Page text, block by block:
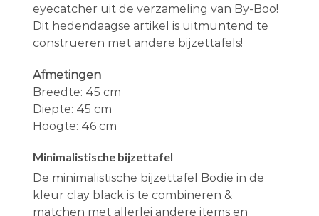
eyecatcher uit de verzameling van By-Boo!
Dit hedendaagse artikel is uitmuntend te
construeren met andere bijzettafels!
Afmetingen
Breedte: 45 cm
Diepte: 45 cm
Hoogte: 46 cm
Minimalistische bijzettafel
De minimalistische bijzettafel Bodie in de
kleur clay black is te combineren &
matchen met allerlei andere items en